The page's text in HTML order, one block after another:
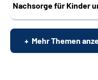
Nachsorge für Kinder
Mehr Themen